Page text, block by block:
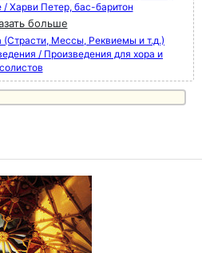
/ Харви Петер, бас-баритон
больше
Мессы, Реквиемы и т.д.)
/ Произведения для хора и
солистов